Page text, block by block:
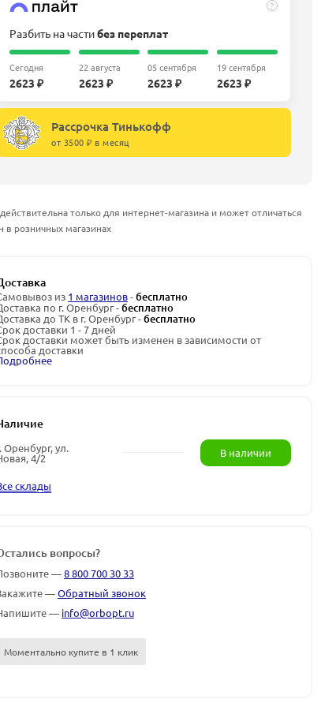
?
Разбить на частибез переплат
Сегодня
2623 ₽
22 августа
2623 ₽
05 сентября
2623 ₽
19 сентября
2623 ₽
Рассрочка Тинькофф
от 3500 ₽ в месяц
только для интернет-магазина и может отличаться
в розничных магазинах
из 1 магазинов-бесплатно
по г. Оренбург -бесплатно
до ТК в г. Оренбург -бесплатно
доставки 1 - 7 дней
доставки может быть изменен в зависимости от
доставки
Оренбург, ул.
4/2 В наличии
склады
вопросы?
—8 800 700 30 33
—Обратный звонок
— info@orbopt.ru
Моментально купите в 1 клик